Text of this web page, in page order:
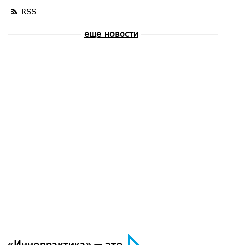
RSS
еще новости